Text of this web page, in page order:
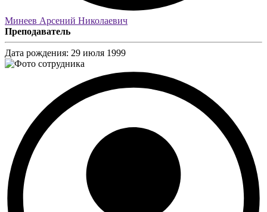
Минеев Арсений Николаевич
Преподаватель
Дата рождения: 29 июля 1999